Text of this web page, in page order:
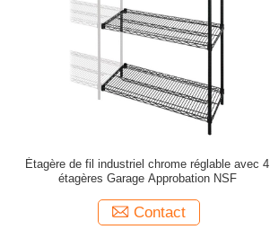
Étagère de fil industriel chrome réglable avec 4
étagères Garage Approbation NSF
Contact